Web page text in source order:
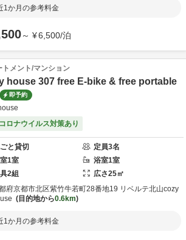
1か月の参考料金
～ ¥6,500/泊
トメント/マンション
house 307 free E-bike & free portable
即予約
ロナウイルス対策あり
と貸切 定員3名
1室 浴室1室
2組 広さ25㎡
府京都市北区紫竹牛若町28番地19 リベルテ北山cozy
目的地から0.6km
1か月の参考料金